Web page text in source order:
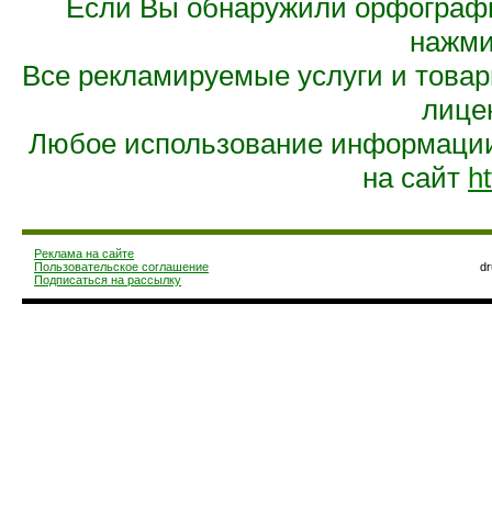
Если Вы обнаружили
Все рекламируемые услуги и
Любое использование
на сайт
Реклама на сайте
Пользовательское соглашение
Подписаться на рассылку